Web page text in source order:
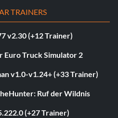
TRAINERS
v2.30 (+12 Trainer)
Euro Truck Simulator 2
v1.0-v1.24+ (+33 Trainer)
Ruf der Wildnis
(+27 Trainer)